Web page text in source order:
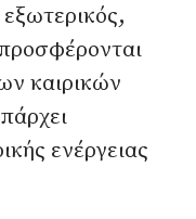
καιρικών
ενέργειας